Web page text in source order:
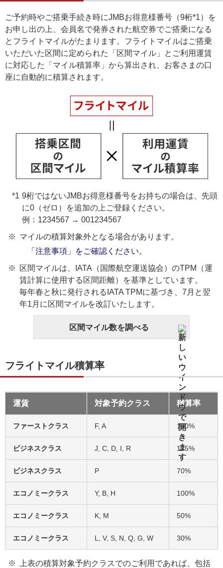
ご予約時やご搭乗手続き時にJMBお得意様番号（9桁*1）を
お申し出の上、会員名で発券された航空券でご搭乗になる
とフライトマイルがたまります。フライトマイルはご搭乗
いただいた区間に定められた「区間マイル」とご利用運賃
に対応した「マイル積算率」から算出され、お客さまの口
座に自動的に積算されます。
9桁ではないJMBお得意様番号をお持ちの場合は、先頭
に0（ゼロ）を追加の上ご登録ください。
例：1234567 → 001234567
マイルの積算対象外となる場合があります。
「注意事項」をご確認ください。
区間マイルは、IATA（国際航空運送協会）のTPM（運
賃計算に使用する区間距離）を基準としています。
毎年春と秋に発行されるIATA TPMに基づき、7月と翌
年1月に区間マイルを改訂いたします。
区間マイル数を調べる
フライトマイル積算率
運賃 対象予約クラス 積算率
ファーストクラス F, A 150%
ビジネスクラス J, C, D, I, R 125%
ビジネスクラス P 70%
エコノミークラス Y, B, H 100%
エコノミークラス K, M 50%
エコノミークラス L, V, S, N, Q, G, W 30%
上表の積算対象予約クラスでのご利用であれば、包括